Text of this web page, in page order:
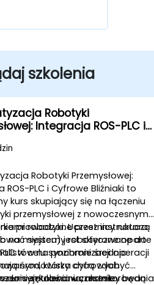
szkolenia
Robotyki
Integracja ROS-PLC i
Robotyki Przemysłowej:
ROS-PLC i Cyfrowe Bliźniaki to
kurs skupiający się na łączeniu
przemysłowej z nowoczesnymi
robotyki. Uczestnicy nauczą
systemy robotyczne oparte
PLC w celu synchronizacji operacji
środowiska cyfrowych
do symulowania, monitorowania
prowadzone przez instruktora
na miejscu) jest skierowane do
na poziomie średnio
którzy chcą zdobyć
umiejętności w zakresie
szkolenia uczestnicy będą